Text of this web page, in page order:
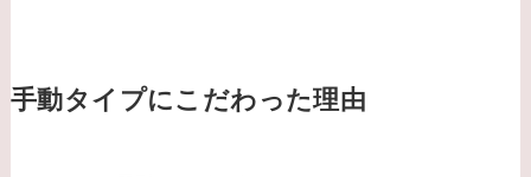
手動タイプにこだわった理由